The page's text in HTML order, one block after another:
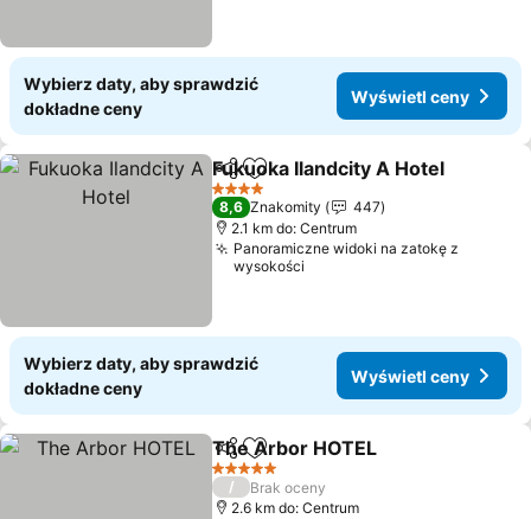
Wybierz daty, aby sprawdzić
dokładne ceny
Wyświetl ceny
Udostępnij
Dodaj do ulubionych
Fukuoka Ilandcity A Hotel
4 Kategoria
8,6 Znakomity
447
2.1 km do: Centrum
Panoramiczne widoki na zatokę z
wysokości
Wybierz daty, aby sprawdzić
dokładne ceny
Wyświetl ceny
Udostępnij
Dodaj do ulubionych
The Arbor HOTEL
5 Kategoria
/
Brak oceny
2.6 km do: Centrum